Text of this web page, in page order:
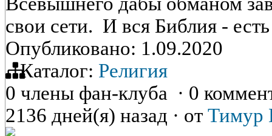
свои сети. И вся Библия -
Опубликовано: 1.09.2020
Каталог: Религия
0 члены фан-клуба · 0
2136 дней(я) назад · от Тимур